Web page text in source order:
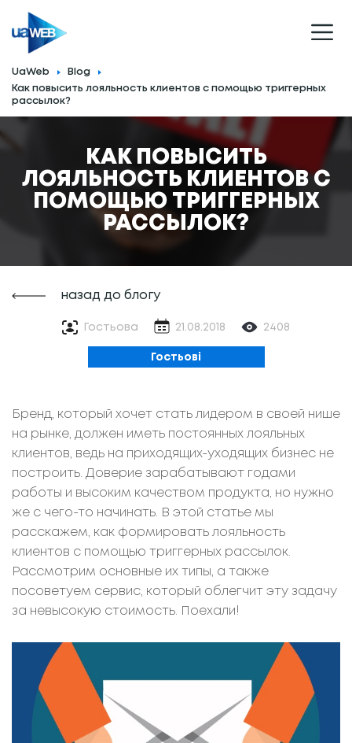
UaWeb
Blog
Как повысить лояльность клиентов с помощью триггерных
рассылок?
КАК ПОВЫСИТЬ
ЛОЯЛЬНОСТЬ КЛИЕНТОВ С
ПОМОЩЬЮ ТРИГГЕРНЫХ
РАССЫЛОК?
назад до блогу
Гостьова 21.08.2018 2408
Гостьові
Бренд, который хочет стать лидером в своей нише
на рынке, должен иметь постоянных лояльных
клиентов, ведь на приходящих-уходящих бизнес не
построить. Доверие зарабатывают годами
работы и высоким качеством продукта, но нужно
же с чего-то начинать. В этой статье мы
расскажем, как формировать лояльность
клиентов с помощью триггерных рассылок.
Рассмотрим основные их типы, а также
посоветуем сервис, который облегчит эту задачу
за невысокую стоимость. Поехали!